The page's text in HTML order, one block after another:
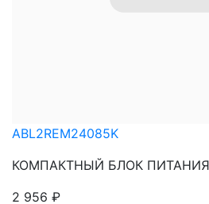
ABL2REM24085K
КОМПАКТНЫЙ БЛОК ПИТАНИЯ
2 956 ₽